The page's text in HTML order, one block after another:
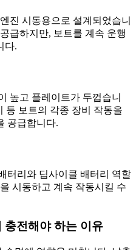
진 시동용으로 설계되었습니
급하지만, 보트를 계속 운행
다.
높고 플레이트가 두껍습니
등 보트의 각종 장비 작동을
공급합니다.
터리와 딥사이클 배터리 역할
시동하고 계속 작동시킬 수
충전해야 하는 이유